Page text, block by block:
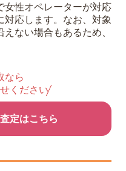
女性オペレーターが対応
対応します。なお、対象
ない場合もあるため、
なら
ください
定はこちら